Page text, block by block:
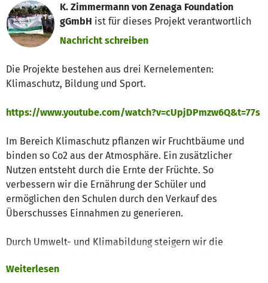
K. Zimmermann von Zenaga Foundation
gGmbH ist für dieses Projekt verantwortlich
Nachricht schreiben
Die Projekte bestehen aus drei Kernelementen:
Klimaschutz, Bildung und Sport.
https://www.youtube.com/watch?v=cUpjDPmzw6Q&t=77s
Im Bereich Klimaschutz pflanzen wir Fruchtbäume und
binden so Co2 aus der Atmosphäre. Ein zusätzlicher
Nutzen entsteht durch die Ernte der Früchte. So
verbessern wir die Ernährung der Schüler und
ermöglichen den Schulen durch den Verkauf des
Überschusses Einnahmen zu generieren.
Durch Umwelt- und Klimabildung steigern wir die
Schüler. Einige Schüler, welche sich durch hohes
Weiterlesen